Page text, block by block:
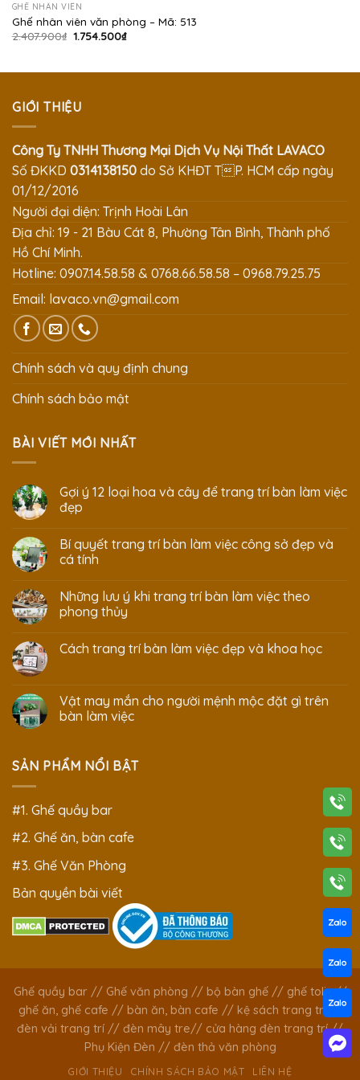
GHẾ NHÂN VIÊN
Ghế nhân viên văn phòng – Mã: 513
2.407.900₫ Giá
1.754.500₫Giá
1.754.500₫.
GIỚI THIỆU
Công Ty TNHH Thương Mại Dịch Vụ Nội Thất LAVACO
Số ĐKKD 0314138150 do Sở KHĐT TP. HCM cấp ngày
01/12/2016
Người đại diện: Trịnh Hoài Lân
Địa chỉ: 19 - 21 Bàu Cát 8, Phường Tân Bình, Thành phố
Hồ Chí Minh.
Hotline: 0907.14.58.58 & 0768.66.58.58 – 0968.79.25.75
Email: lavaco.vn@gmail.com
Chính sách và quy định chung
Chính sách bảo mật
BÀI VIẾT MỚI NHẤT
Gợi ý 12 loại hoa và cây để trang trí bàn làm việc
đẹp
Bí quyết trang trí bàn làm việc công sở đẹp và
cá tính
Những lưu ý khi trang trí bàn làm việc theo
phong thủy
Cách trang trí bàn làm việc đẹp và khoa học
Vật may mắn cho người mệnh mộc đặt gì trên
bàn làm việc
SẢN PHẨM NỔI BẬT
#1. Ghế quầy bar
#2. Ghế ăn, bàn cafe
#3. Ghế Văn Phòng
Bản quyền bài viết
Ghế quầy bar// Ghế văn phòng // bộ bàn ghế// ghế tolix//
ghế ăn, ghế cafe // bàn ăn, bàn cafe // kệ sách trang trí //
đèn vải trang trí // đèn mây tre// cửa hàng đèn trang trí//
Phụ Kiện Đèn // đèn thả văn phòng
GIỚI THIỆU CHÍNH SÁCH BẢO MẬT LIÊN HỆ